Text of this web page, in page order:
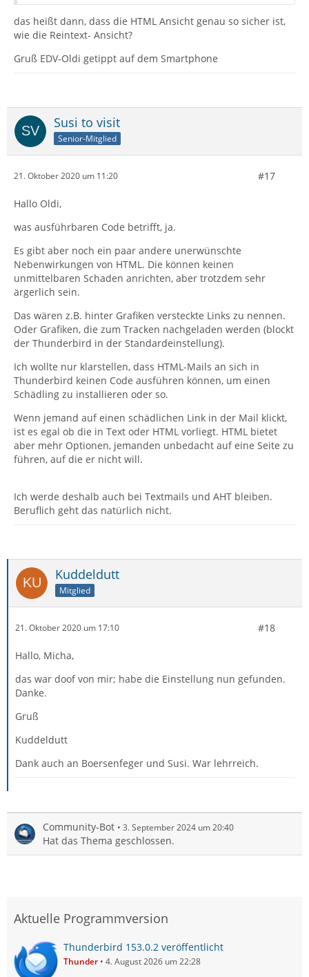
das heißt dann, dass die HTML Ansicht genau so sicher ist,
wie die Reintext- Ansicht?
Gruß EDV-Oldi getippt auf dem Smartphone
Susi to visit
Senior-Mitglied
21. Oktober 2020 um 11:20 #17
Hallo Oldi,
was ausführbaren Code betrifft, ja.
Es gibt aber noch ein paar andere unerwünschte
Nebenwirkungen von HTML. Die können keinen
unmittelbaren Schaden anrichten, aber trotzdem sehr
ärgerlich sein.
Das wären z.B. hinter Grafiken versteckte Links zu nennen.
Oder Grafiken, die zum Tracken nachgeladen werden (blockt
der Thunderbird in der Standardeinstellung).
Ich wollte nur klarstellen, dass HTML-Mails an sich in
Thunderbird keinen Code ausführen können, um einen
Schädling zu installieren oder so.
Wenn jemand auf einen schädlichen Link in der Mail klickt,
ist es egal ob die in Text oder HTML vorliegt. HTML bietet
aber mehr Optionen, jemanden unbedacht auf eine Seite zu
führen, auf die er nicht will.
Ich werde deshalb auch bei Textmails und AHT bleiben.
Beruflich geht das natürlich nicht.
Kuddeldutt
Mitglied
21. Oktober 2020 um 17:10 #18
Hallo, Micha,
das war doof von mir; habe die Einstellung nun gefunden.
Danke.
Gruß
Kuddeldutt
Dank auch an Boersenfeger und Susi. War lehrreich.
Community-Bot 3. September 2024 um 20:40
Hat das Thema geschlossen.
Aktuelle Programmversion
Thunderbird 153.0.2 veröffentlicht
Thunder 4. August 2026 um 22:28